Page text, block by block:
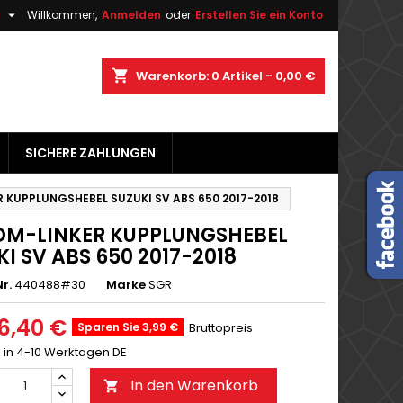
Willkommen, Anmelden oder Erstellen Sie ein Konto

shopping_cart Warenkorb: 0 Artikel - 0,00 €
SICHERE ZAHLUNGEN
KUPPLUNGSHEBEL SUZUKI SV ABS 650 2017-2018
LINKER KUPPLUNGSHEBEL
SV ABS 650 2017-2018
440488#30 MarkeSGR
€ Sparen Sie 3,99 €
Bruttopreis
4-10 Werktagen DE
 In den Warenkorb